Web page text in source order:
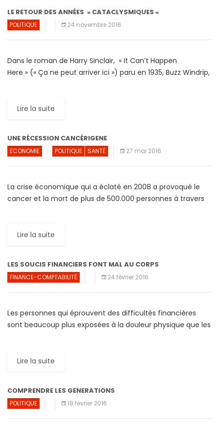
LE RETOUR DES ANNÉES » CATACLYSMIQUES «
POLITIQUE 24 novembre 2016
Dans le roman de Harry Sinclair, « It Can’t Happen
Here » (« Ça ne peut arriver ici ») paru en 1935, Buzz Windrip,
Lire la suite
UNE RÉCESSION CANCÉRIGENE
ECONOMIE POLITIQUE SANTÉ 27 mai 2016
La crise économique qui a éclaté en 2008 a provoqué le
cancer et la mort de plus de 500.000 personnes à travers
Lire la suite
LES SOUCIS FINANCIERS FONT MAL AU CORPS
FINANCE-COMPTABILITÉ 24 février 2016
Les personnes qui éprouvent des difficultés financières
sont beaucoup plus exposées à la douleur physique que les
Lire la suite
COMPRENDRE LES GENERATIONS
POLITIQUE 18 février 2016